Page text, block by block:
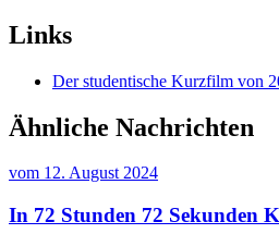
Links
Der studentische Kurzfilm von
Ähnliche Nachrichten
vom 12. August 2024
In 72 Stunden 72 Sekunden